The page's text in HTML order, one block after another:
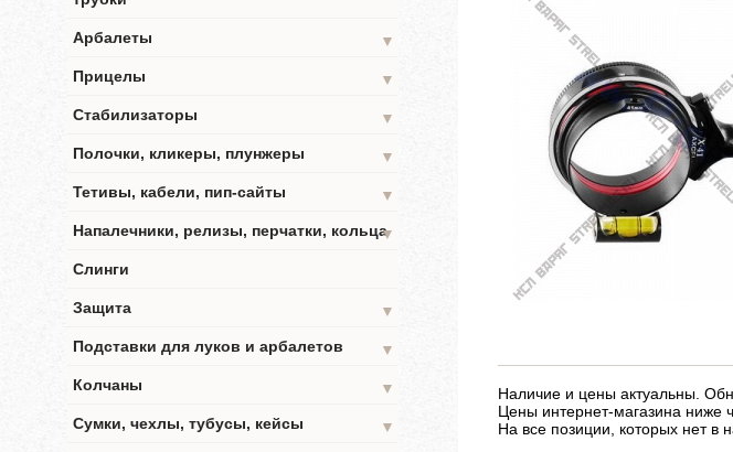
Арбалеты
▼
Прицелы
▼
Стабилизаторы
▼
Полочки, кликеры, плунжеры
▼
Тетивы, кабели, пип-сайты
▼
Напалечники, релизы, перчатки, кольца▼
Слинги
Защита
▼
Подставки для луков и арбалетов
▼
Колчаны
▼
Сумки, чехлы, тубусы, кейсы
▼
Наличие и цены актуальны.
Цены интернет-магазина ниже
На все позиции, которых нет в